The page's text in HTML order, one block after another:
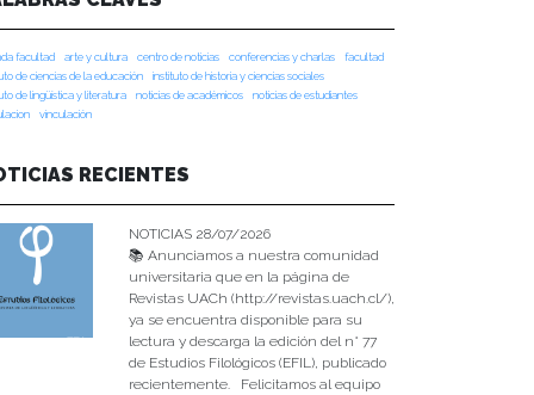
facultad arte y cultura centro de noticias conferencias y charlas
facultad
de ciencias de la educación
instituto de historia y ciencias sociales
de lingüística y literatura
noticias de académicos
noticias de estudiantes
vinculación
RECIENTES
NOTICIAS 28/07/2026
📚 Anunciamos a nuestra comunidad
universitaria que en la página de
Revistas UACh (http://revistas.uach.cl/),
ya se encuentra disponible para su
lectura y descarga la edición del n° 77
de Estudios Filológicos (EFIL), publicado
recientemente. Felicitamos al equipo